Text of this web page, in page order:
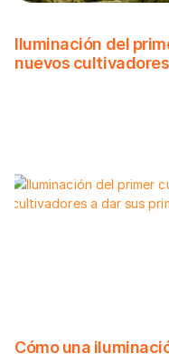
Iluminación del
nuevos
Cómo una